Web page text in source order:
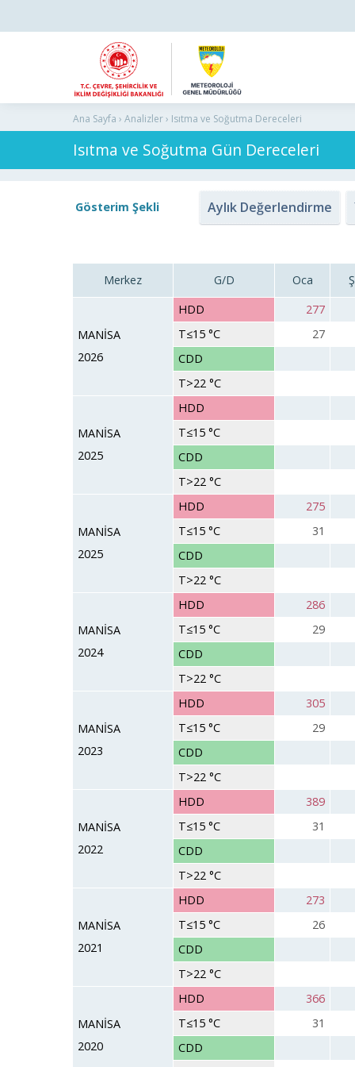
Ana Sayfa › Analizler › Isıtma ve Soğutma Dereceleri
Isıtma ve Soğutma Gün Dereceleri
Gösterim Şekli Aylık Değerlendirme
Merkez G/D Oca
MANİSA
2026
HDD
277
T≤15 °C
27
CDD
T>22 °C
MANİSA
2025
HDD
T≤15 °C
CDD
T>22 °C
MANİSA
2025
HDD
275
T≤15 °C
31
CDD
T>22 °C
MANİSA
2024
HDD
286
T≤15 °C
29
CDD
T>22 °C
MANİSA
2023
HDD
305
T≤15 °C
29
CDD
T>22 °C
MANİSA
2022
HDD
389
T≤15 °C
31
CDD
T>22 °C
MANİSA
2021
HDD
273
T≤15 °C
26
CDD
T>22 °C
MANİSA
2020
HDD
366
T≤15 °C
31
CDD